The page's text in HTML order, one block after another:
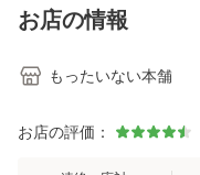
恵 藤本幸三 / 南江
堂 [単行
お店の情報
もったいない本舗
お店の評価：